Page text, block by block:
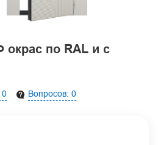
по RAL и с
Вопросов: 0